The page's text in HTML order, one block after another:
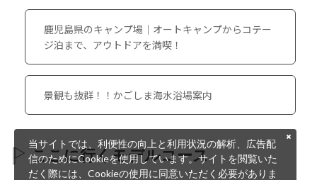
鹿児島県のキャンプ場｜オートキャンプからコテー
ジ泊まで、アウトドアを満喫！
景観も抜群！！かごしま海水浴場案内
ここに行くモデルコース
当サイトでは、利便性の向上と利用状況の解析、広告配
信のためにCookieを使用しています。サイトを閲覧いた
だく際には、Cookieの使用に同意いただく必要がありま